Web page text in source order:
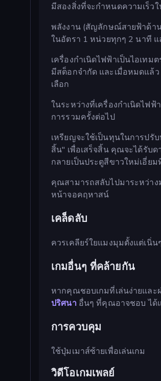
มีสองสิ่งที่จะกำหนดความเร็ว
พลังงาน (สัญลักษณ์สายฟ้าด้าน
ในอัตรา 1 หน่วยทุกๆ 2 นาที
เครื่องกำเนิดไฟฟ้าเป็นไอเทม
มีสต็อกจำกัด และเมื่อหมดแล้
เลือก
ในระหว่างที่เครื่องกำเนิดไฟ
การรวมครั้งต่อไป
เหรียญจะใช้เป็นทุนในการปรั
สิ้น" เพื่อเสร็จสิ้น คุณจะได้รับ
กลายเป็นประตูสีขาวใหม่เอี่ย
คุณสามารถสลับไปมาระหว่า
หน้าจอคฤหาสน์
เคล็ดลับ
ควรเคลียร์ใยแมงมุมตั้งแต่เนิ่
เกมอื่นๆ ที่คล้ายกัน
หากคุณชอบเกมที่เล่นง่ายและ
ปริศนาอื่นๆ ที่คุณอาจชอบ ได้
การควบคุม
ใช้ปุ่มเมาส์ซ้ายเพื่อเล่นเกม
วิดีโอเกมเพลย์